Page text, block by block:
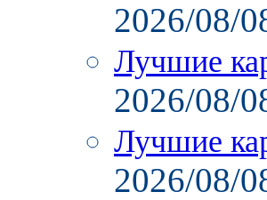
2026/08/
Лучшие
2026/08/
Лучшие
2026/08/